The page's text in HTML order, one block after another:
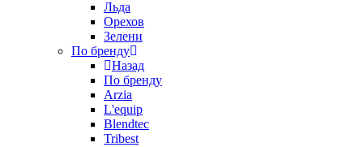
Льда
Орехов
Зелени
По бренду
Назад
По бренду
Arzia
L'equip
Blendtec
Tribest